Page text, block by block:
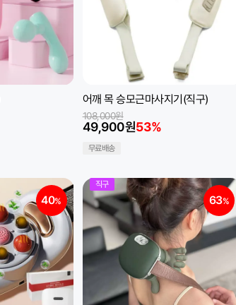
어깨 목 승모근마사지기(직구)
49,900원53%
108,000원
무료배송
40%
직구
63%